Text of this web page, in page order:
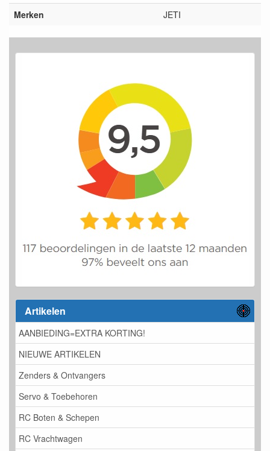
Artikelen
AANBIEDING=EXTRA KORTING!
NIEUWE ARTIKELEN
Zenders & Ontvangers
Servo & Toebehoren
RC Boten & Schepen
RC Vrachtwagen
Merken JETI